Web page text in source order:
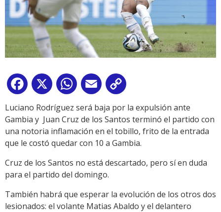
Facebook
X WhatsApp
Email
Link
Luciano Rodríguez será baja por la expulsión ante
Gambia y Juan Cruz de los Santos terminó el partido con
una notoria inflamación en el tobillo, frito de la entrada
que le costó quedar con 10 a Gambia.
Cruz de los Santos no está descartado, pero sí en duda
para el partido del domingo.
También habrá que esperar la evolución de los otros dos
lesionados: el volante Matias Abaldo y el delantero